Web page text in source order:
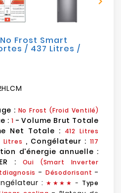
Frost Smart
/ 437 Litres /
: No Frost (Froid Ventilé)
: 1 -Volume Brut Totale
Net Totale : 412 Litres
Litres , Congélateur : 117
d'énergie annuelle :
: Oui (Smart Inverter
- Désodorisant -
: ★ ★ ★★ - Type